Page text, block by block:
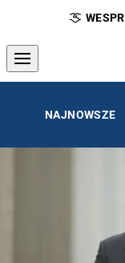
NAJNOWSZE